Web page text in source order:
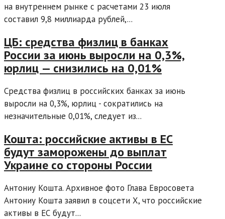
на внутреннем рынке с расчетами 23 июля
составил 9,8 миллиарда рублей,...
ЦБ: средства физлиц в банках
России за июнь выросли на 0,3%,
юрлиц — снизились на 0,01%
Средства физлиц в российских банках за июнь
выросли на 0,3%, юрлиц - сократились на
незначительные 0,01%, следует из...
Кошта: российские активы в ЕС
будут заморожены до выплат
Украине со стороны России
Антониу Кошта. Архивное фото Глава Евросовета
Антониу Кошта заявил в соцсети X, что российские
активы в ЕС будут...